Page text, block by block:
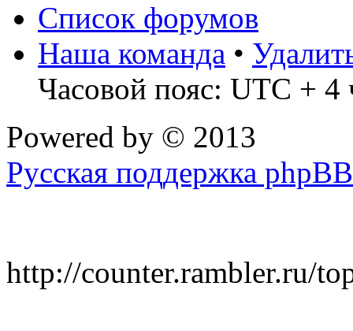
Список форумов
Наша команда •
Часовой пояс: UTC + 4
Powered by © 2013
Русская поддержка phpBB
http://counter.rambler.ru/